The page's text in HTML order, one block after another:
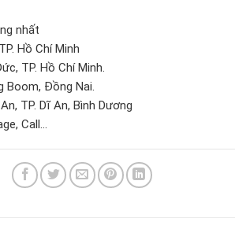
nhất
Hồ Chí Minh
TP. Hồ Chí Minh.
Boom, Đồng Nai.
TP. Dĩ An, Bình Dương
Call…